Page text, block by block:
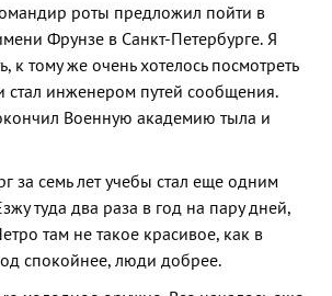
роты предложил пойти в
Фрунзе в Санкт-Петербурге. Я
к тому же очень хотелось посмотреть
стал инженером путей сообщения.
Военную академию тыла и
за семь лет учебы стал еще одним
туда два раза в год на пару дней,
там не такое красивое, как в
спокойнее, люди добрее.